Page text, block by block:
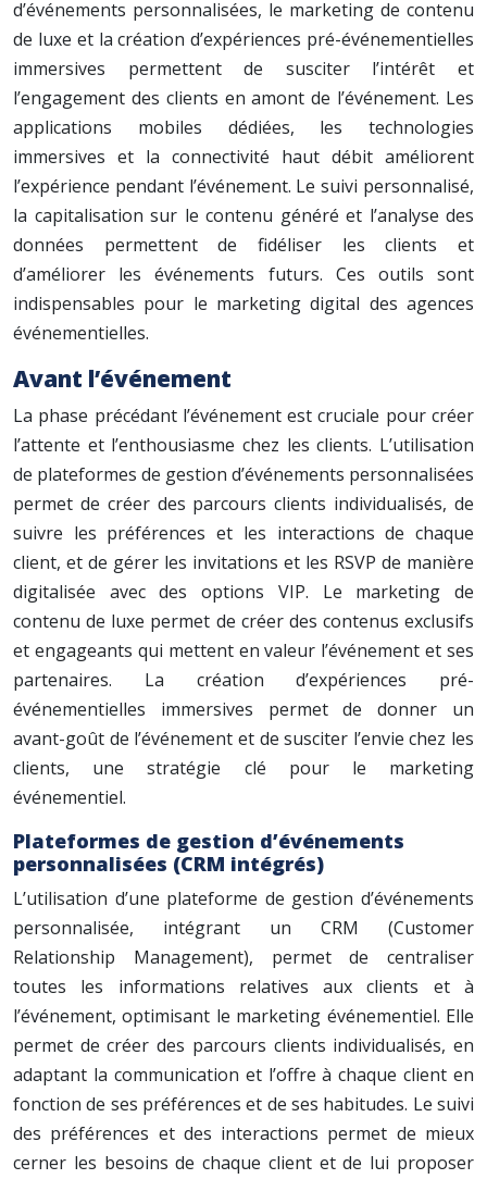
d’événements personnalisées, le marketing de contenu
de luxe et la création d’expériences pré-événementielles
immersives permettent de susciter l’intérêt et
l’engagement des clients en amont de l’événement. Les
applications mobiles dédiées, les technologies
immersives et la connectivité haut débit améliorent
l’expérience pendant l’événement. Le suivi personnalisé,
la capitalisation sur le contenu généré et l’analyse des
données permettent de fidéliser les clients et
d’améliorer les événements futurs. Ces outils sont
indispensables pour le marketing digital des agences
événementielles.
Avant l’événement
La phase précédant l’événement est cruciale pour créer
l’attente et l’enthousiasme chez les clients. L’utilisation
de plateformes de gestion d’événements personnalisées
permet de créer des parcours clients individualisés, de
suivre les préférences et les interactions de chaque
client, et de gérer les invitations et les RSVP de manière
digitalisée avec des options VIP. Le marketing de
contenu de luxe permet de créer des contenus exclusifs
et engageants qui mettent en valeur l’événement et ses
partenaires. La création d’expériences pré-
événementielles immersives permet de donner un
avant-goût de l’événement et de susciter l’envie chez les
clients, une stratégie clé pour le marketing
événementiel.
Plateformes de gestion d’événements
personnalisées (CRM intégrés)
L’utilisation d’une plateforme de gestion d’événements
personnalisée, intégrant un CRM (Customer
Relationship Management), permet de centraliser
toutes les informations relatives aux clients et à
l’événement, optimisant le marketing événementiel. Elle
permet de créer des parcours clients individualisés, en
adaptant la communication et l’offre à chaque client en
fonction de ses préférences et de ses habitudes. Le suivi
des préférences et des interactions permet de mieux
cerner les besoins de chaque client et de lui proposer